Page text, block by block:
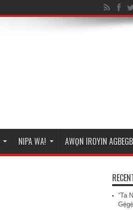
NIPA WA! AWỌN IROYIN
“Ta